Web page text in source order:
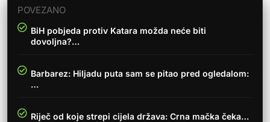
POVEZANO
BiH pobjeda protiv Katara možda neće biti
dovoljna?…
Barbarez: Hiljadu puta sam se pitao pred ogledalom:
…
Riječ od koje strepi cijela država: Crna mačka čeka…